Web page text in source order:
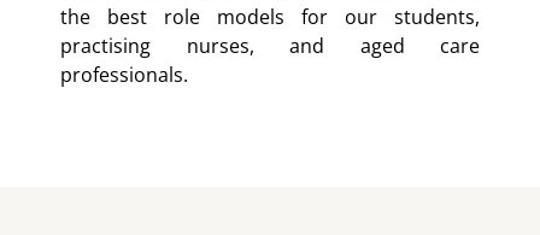
the best role models for our students,
practising nurses, and aged care
professionals.​